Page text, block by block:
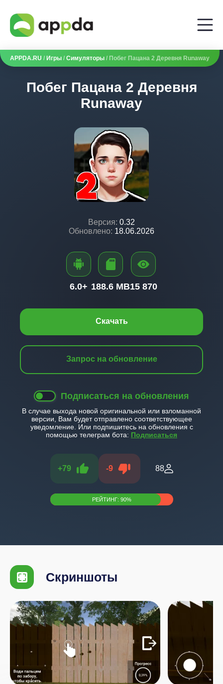
APPDA.RU / Игры / Симуляторы / Побег Пацана 2 Деревня Runaway
Побег Пацана 2 Деревня
Runaway
Версия: 0.32
Обновлено: 18.06.2026
Скачать
Запрос на обновление
Подписаться на обновления
В случае выхода новой оригинальной или взломанной
версии, Вам будет отправлено соответствующее
уведомление. Или подпишитесь на обновления с
помощью телеграм бота: Подписаться
+79 -9 88
РЕЙТИНГ: 90%
6.0+ 188.6 MB15 870
Скриншоты